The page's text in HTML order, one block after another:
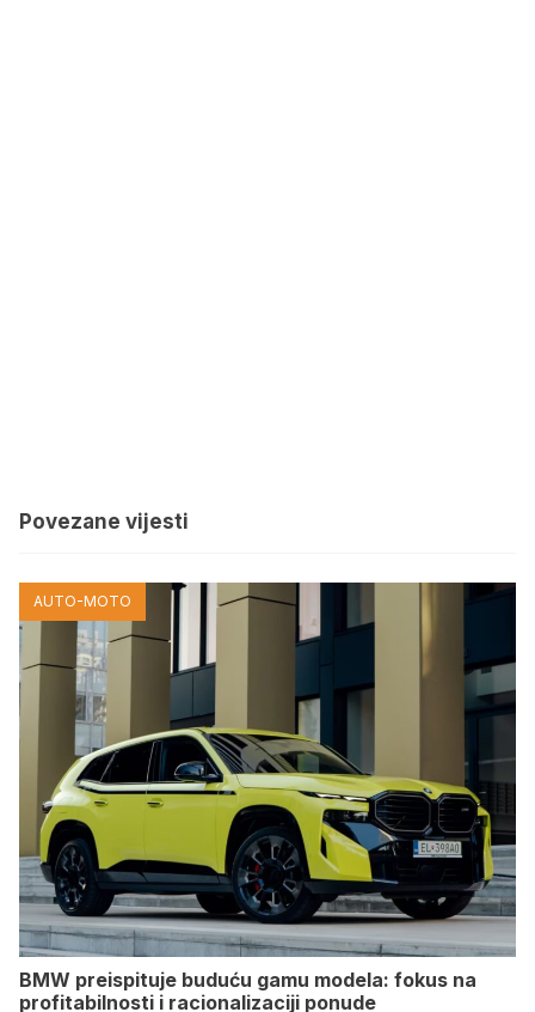
Povezane vijesti
AUTO-MOTO
BMW preispituje buduću gamu modela: fokus na
profitabilnosti i racionalizaciji ponude